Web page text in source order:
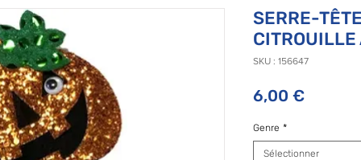
SERRE-
SKU : 156647
6,00 €Prix
Genre *
Sélectionner